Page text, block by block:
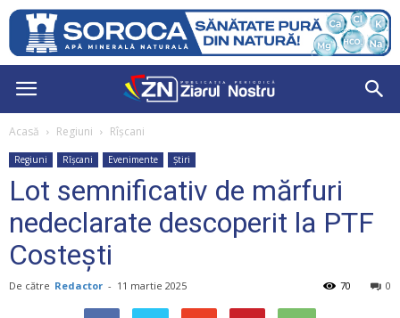
Acasă Regiuni Rîșcani
Regiuni Rîșcani Evenimente Știri
Lot semnificativ de mărfuri
nedeclarate descoperit la PTF
Costești
De către Redactor - 11 martie 2025 0
70